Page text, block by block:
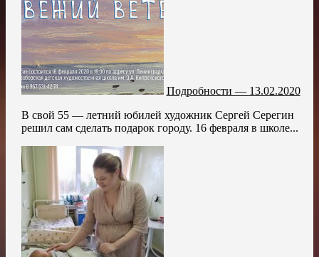
Подробности — 13.02.2020
В свой 55 — летний юбилей художник Сергей Серегин
решил сам сделать подарок городу. 16 февраля в школе...